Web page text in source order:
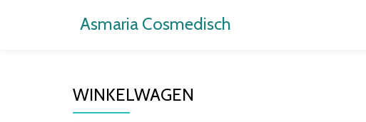
Asmaria Cosmedisch
WINKELWAGEN